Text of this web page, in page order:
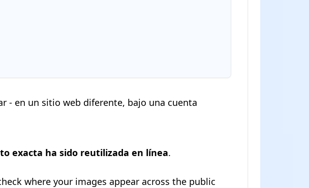
- en un sitio web diferente, bajo una cuenta
exacta ha sido reutilizada en línea.
where your images appear across the public